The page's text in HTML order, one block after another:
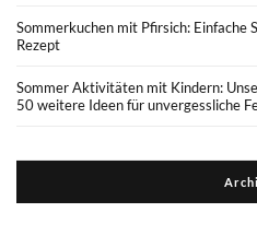
Sommerkuchen mit Pfirsich: Einfache
Rezept
Sommer Aktivitäten mit Kindern:
50 weitere Ideen für unvergessliche